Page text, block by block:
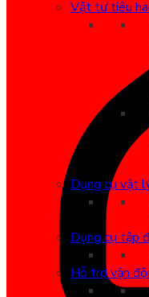
Vật tư tiêu
Dụng cụ vật
Dụng cụ tập
Hỗ trợ vận